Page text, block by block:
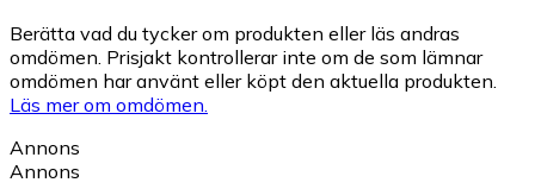
Berätta vad du tycker om produkten eller läs andras
omdömen. Prisjakt kontrollerar inte om de som lämnar
omdömen har använt eller köpt den aktuella produkten.
Läs mer om omdömen.
Annons
Annons